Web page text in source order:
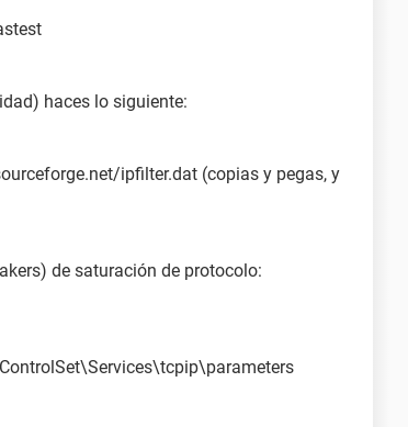
haces lo siguiente:
ipfilter.dat (copias y pegas, y
de saturación de protocolo: